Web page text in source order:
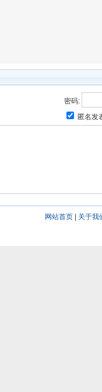
密码:
匿名发
网站首页| 关于我